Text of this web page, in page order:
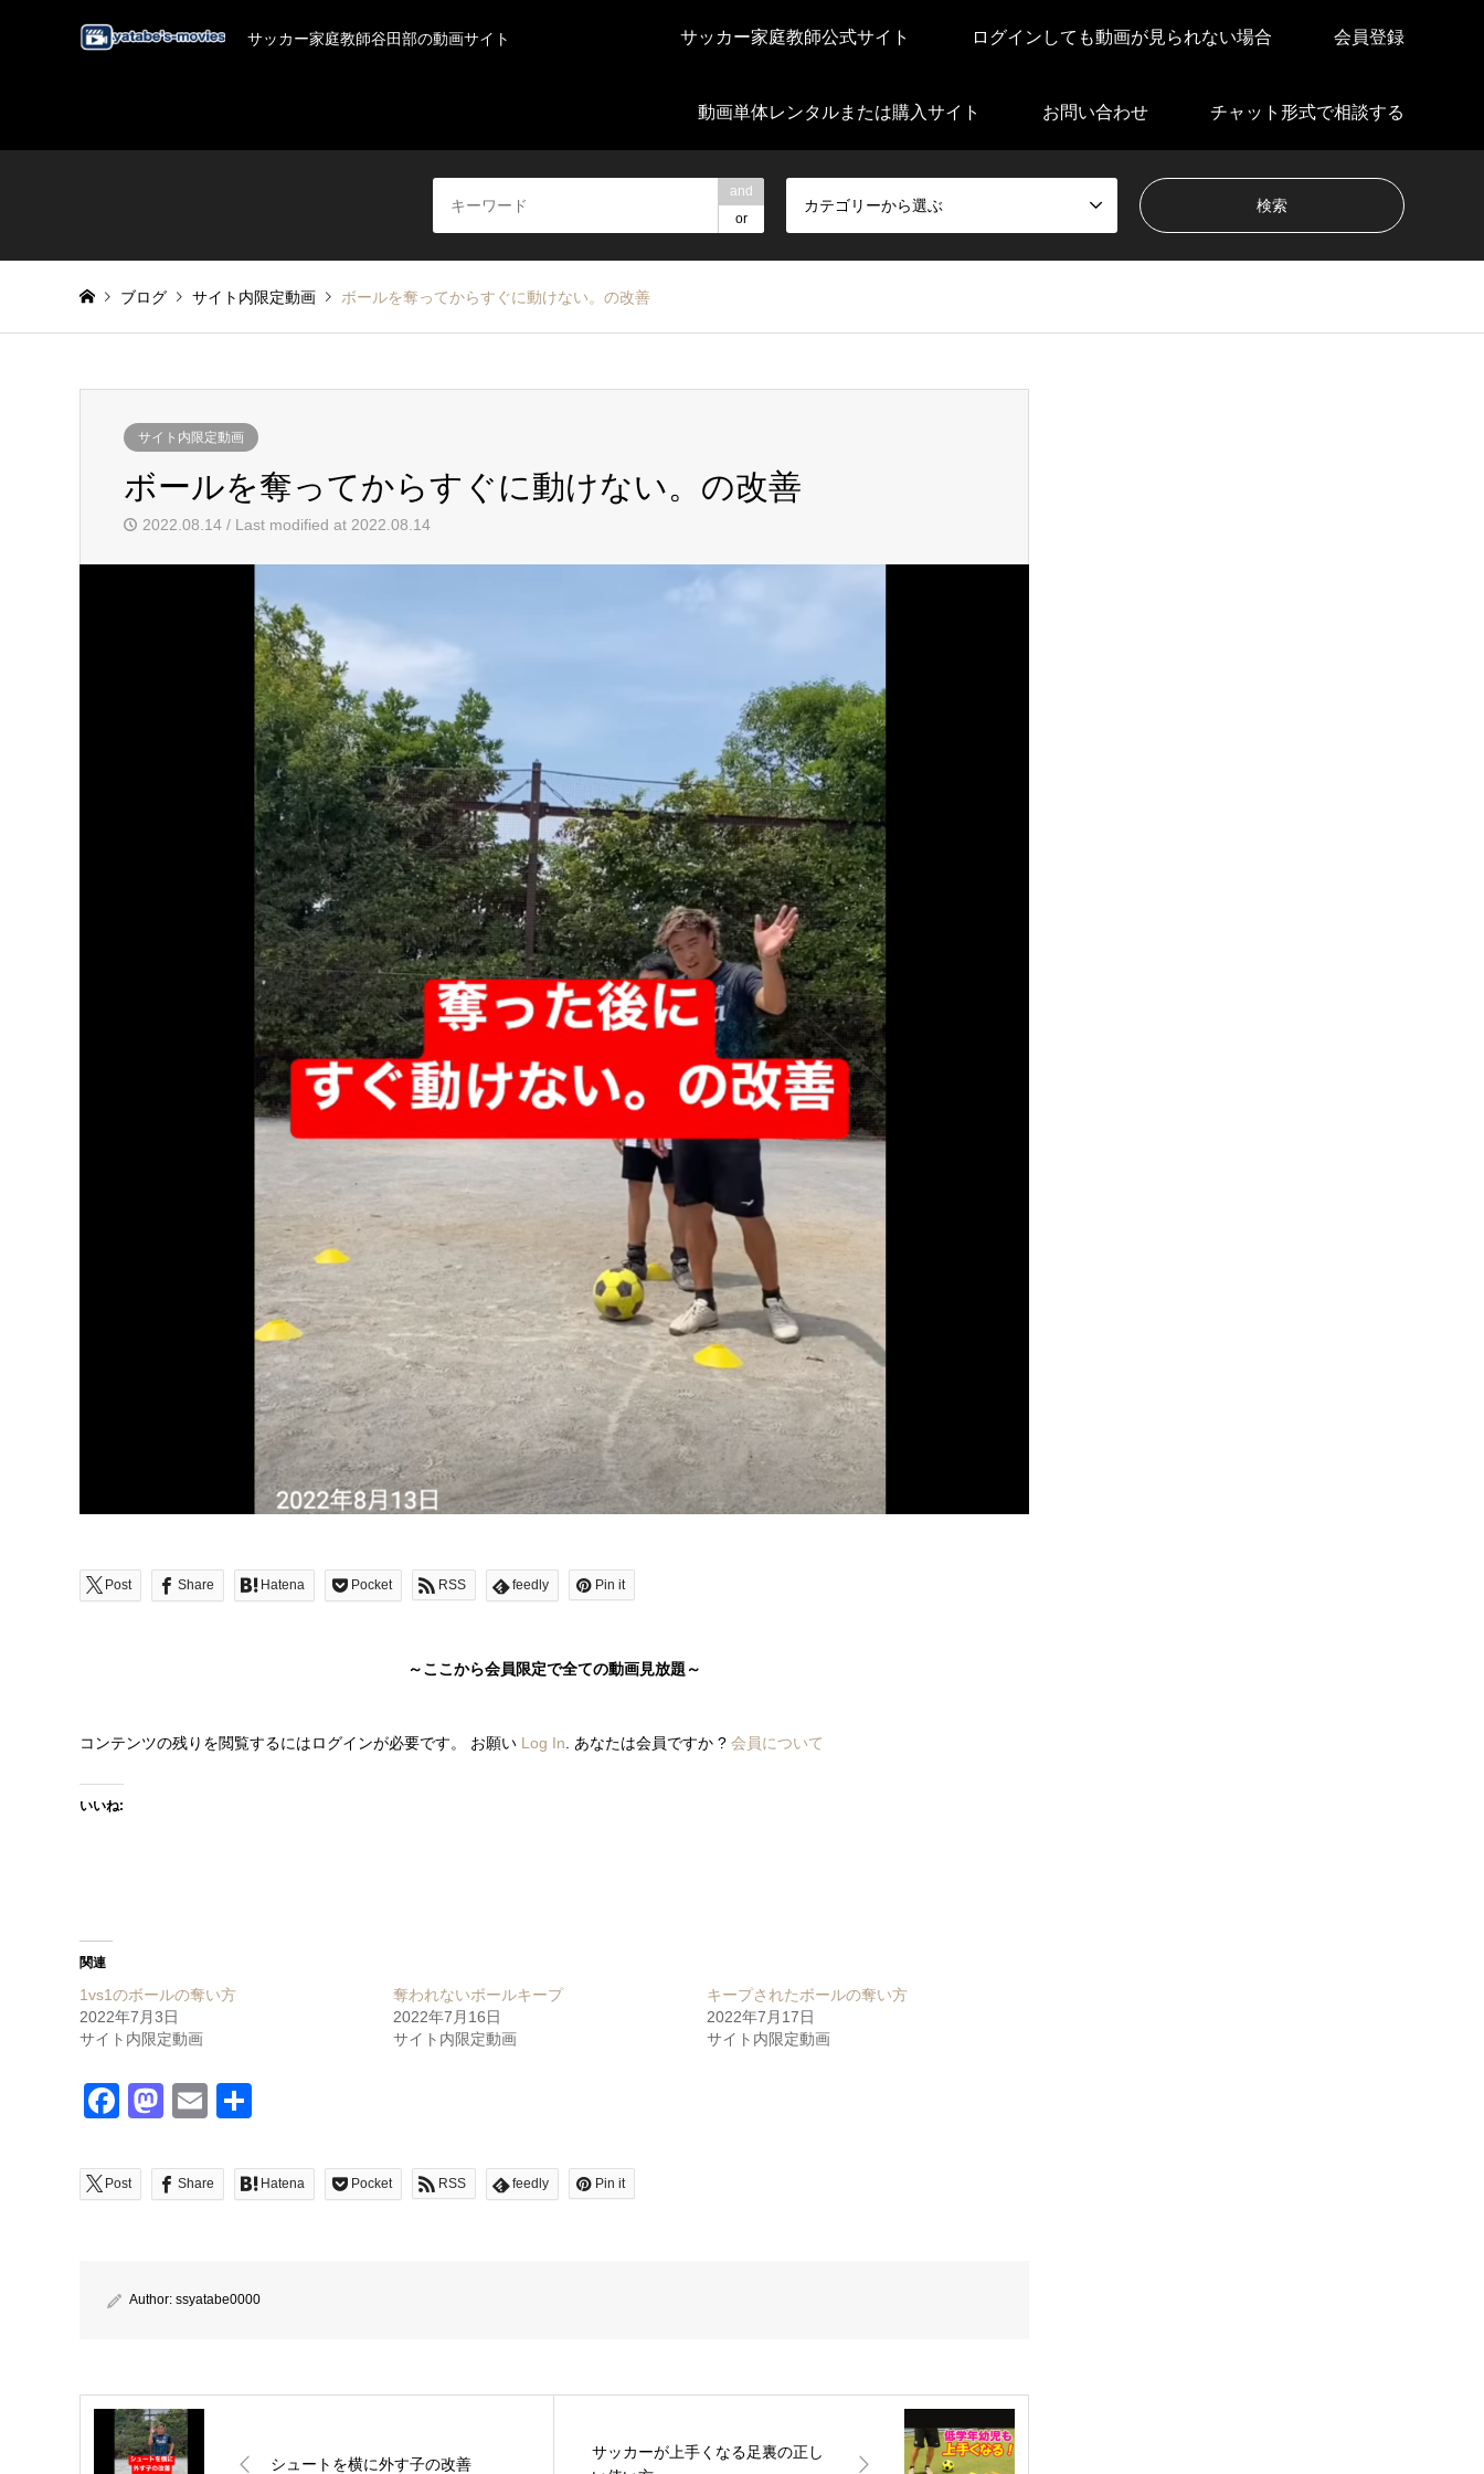
サッカー家庭教師谷田部の動画サイト サッカー家庭教師公式サイト ログインしても動画が見られない場合 会員登録
動画単体レンタルまたは購入サイト お問い合わせ チャット形式で相談する
and
or
カテゴリーから選ぶ
ブログ サイト内限定動画 ボールを奪ってからすぐに動けない。の改善
サイト内限定動画
ボールを奪ってからすぐに動けない。の改善
2022.08.14 / Last modified at 2022.08.14
Post Share Hatena Pocket RSS feedly Pin it
～ここから会員限定で全ての動画見放題～
コンテンツの残りを閲覧するにはログインが必要です。 お願い Log In . あなたは会員ですか ? 会員について
いいね:
関連
1vs1のボールの奪い方
2022年7月3日
サイト内限定動画
奪われないボールキープ
2022年7月16日
サイト内限定動画
キープされたボールの奪い方
2022年7月17日
サイト内限定動画
Facebook
Mastodon
Email
Post Share Hatena Pocket RSS feedly Pin it
Author: ssyatabe0000
シュートを横に外す子の改善
サッカーが上手くなる足裏の正し